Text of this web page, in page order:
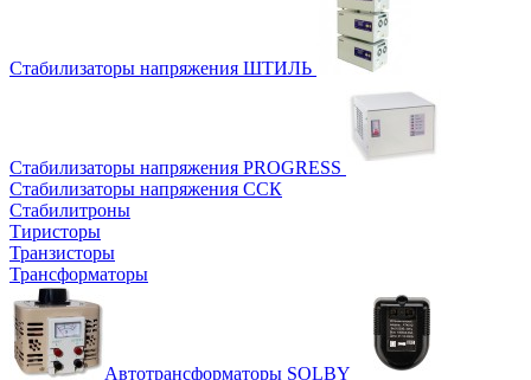
Стабилизаторы напряжения ШТИЛЬ
Стабилизаторы напряжения PROGRESS
Стабилизаторы напряжения ССК
Стабилитроны
Тиристоры
Транзисторы
Трансформаторы
Автотрансформаторы SOLBY